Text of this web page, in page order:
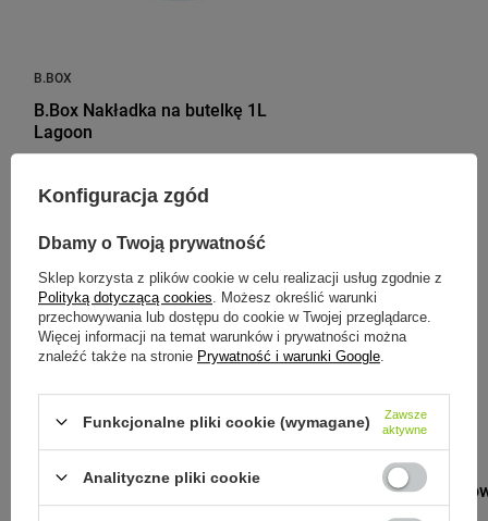
B.BOX
B.Box Nakładka na butelkę 1L
Lagoon
Zobacz inne produkty tego
producenta
BU Filtr
Konfiguracja zgód
Dbamy o Twoją prywatność
Sklep korzysta z plików cookie w celu realizacji usług zgodnie z
Polityką dotyczącą cookies . Możesz określić warunki
przechowywania lub dostępu do cookie w Twojej przeglądarce.
Więcej informacji na temat warunków i prywatności można
znaleźć także na stronie Prywatność i warunki Google
Funkcjonalne pliki cookie (wymagane)
Zawsze
aktywne
Analityczne pliki cookie